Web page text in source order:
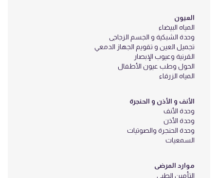
العيون
المياه البيضاء
وحدة الشبكية و الجسم الزجاجى
تجميل العين و تقويم الجهاز الدمعي
القرنية وعيوب الإبصار
الحول وطب عيون الأطفال
المياه الزرقاء
الأنف و الأذن و الحنجرة
وحدة الأنف
وحدة الأذن
وحدة الحنجرة والصوتيات
السمعيات
موارد المرضى
التأمين الطبي